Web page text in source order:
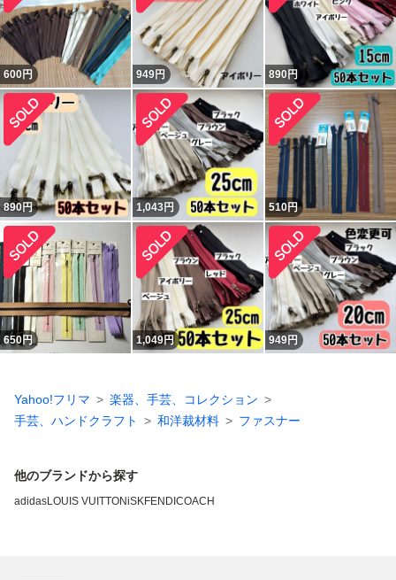
600円 949円 890円
890円 1,043円 510円
650円 1,049円 949円
Yahoo!フリマ
楽器、手芸、コレクション
手芸、ハンドクラフト
和洋裁材料 ファスナー
他のブランドから探す
adidasLOUIS VUITTONiSKFENDI COACH